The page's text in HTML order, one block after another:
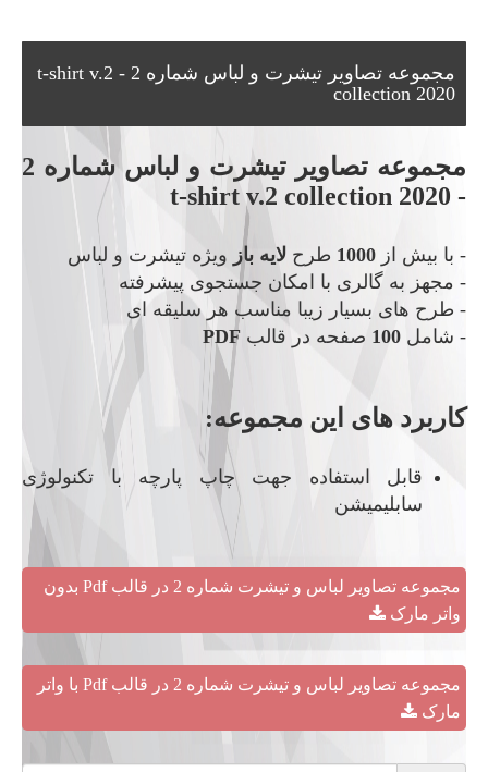
مجموعه تصاویر تیشرت و لباس شماره 2 - t-shirt v.2
collection 2020
مجموعه تصاویر تیشرت و لباس شماره 2
- t-shirt v.2 collection 2020
- با بیش از 1000 طرح لایه باز ویژه تیشرت و لباس
- مجهز به گالری با امکان جستجوی پیشرفته
- طرح های بسیار زیبا مناسب هر سلیقه ای
- شامل 100 صفحه در قالب PDF
کاربرد های این مجموعه:
قابل استفاده جهت چاپ پارچه با تکنولوژی
سابلیمیشن
مجموعه تصاویر لباس و تیشرت شماره 2 در قالب Pdf بدون
واتر مارک
مجموعه تصاویر لباس و تیشرت شماره 2 در قالب Pdf با واتر
مارک